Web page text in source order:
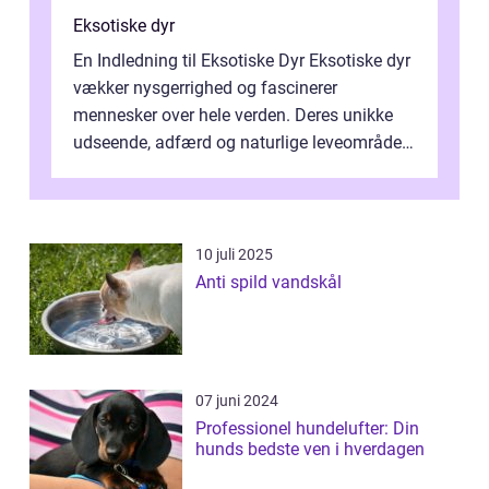
Eksotiske dyr
En Indledning til Eksotiske Dyr Eksotiske dyr
vækker nysgerrighed og fascinerer
mennesker over hele verden. Deres unikke
udseende, adfærd og naturlige leveområder
10 juli 2025
Anti spild vandskål
07 juni 2024
Professionel hundelufter: Din
hunds bedste ven i hverdagen